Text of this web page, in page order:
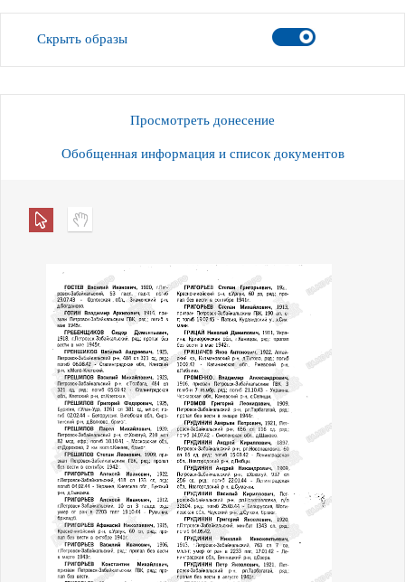
Скрыть образы
Просмотреть донесение
Обобщенная информация и список документов